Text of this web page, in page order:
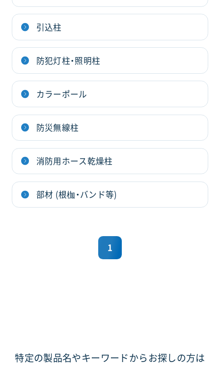
引込柱
防犯灯柱・照明柱
カラーポール
防災無線柱
消防用ホース乾燥柱
部材 (根枷・バンド等)
1
特定の製品名やキーワードからお探しの方は